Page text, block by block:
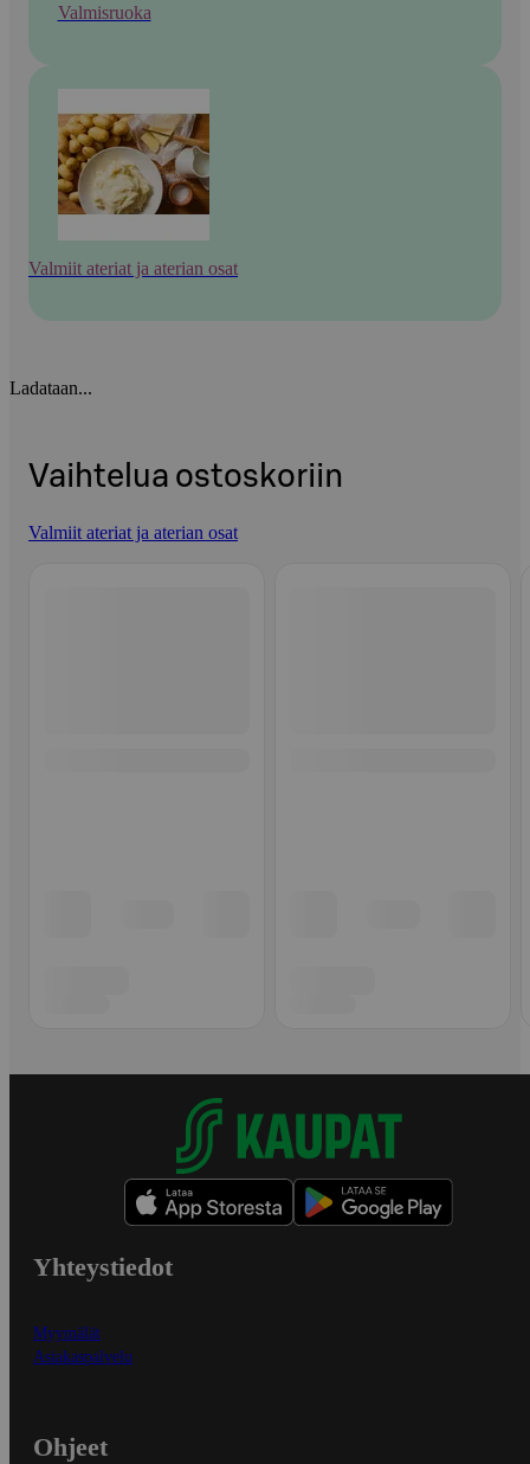
Valmisruoka
Valmiit ateriat ja aterian osat
Ladataan...
Vaihtelua ostoskoriin
Valmiit ateriat ja aterian osat
Yhteystiedot
Myymälät
Asiakaspalvelu
Ohjeet